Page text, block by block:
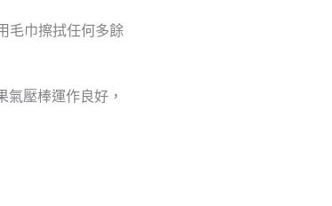
毛巾擦拭任何多餘
壓棒運作良好，